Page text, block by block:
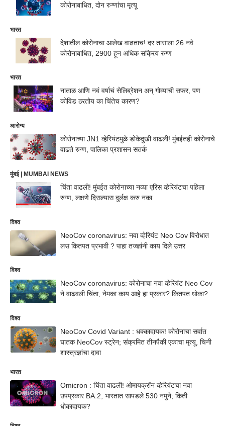
कोरोनाबाधित, दोन रुग्णांचा मृत्यू
भारत
देशातील कोरोनाचा आलेख वाढताच! दर तासाला 26 नवे
कोरोनाबाधित, 2900 हून अधिक सक्रिय रुग्ण
भारत
नाताळ आणि नवं वर्षाचं सेलिब्रेशन अन् गोव्याची सफर, पण
कोविड ठरतोय का चिंतेच कारण?
आरोग्य
कोरोनाच्या JN1 व्हेरियंटमुळे डोकेदुखी वाढली! मुंबईतही कोरोनाचे
वाढते रुग्ण, पालिका प्रशासन सतर्क
मुंबई | MUMBAI NEWS
चिंता वाढली! मुंबईत कोरोनाच्या नव्या एरिस व्हेरियंटचा पहिला
रुग्ण, लक्षणे दिसल्यास दुर्लक्ष करु नका
विश्व
NeoCov coronavirus: नवा व्हेरियंट Neo Cov विरोधात
लस कितपत प्रभावी ? पाहा तज्ज्ञांनी काय दिले उत्तर
विश्व
NeoCov coronavirus: कोरोनाचा नवा व्हेरियंट Neo Cov
ने वाढवली चिंता, नेमका काय आहे हा प्रकार? कितपत धोका?
विश्व
NeoCov Covid Variant : धक्कादायक! कोरोनाचा सर्वात
घातक NeoCov स्ट्रेन; संक्रमित तीनपैकी एकाचा मृत्यू, चिनी
शास्त्रज्ञांचा दावा
भारत
Omicron : चिंता वाढली! ओमायक्रॉन व्हेरियंटचा नवा
उपप्रकार BA.2, भारतात सापडले 530 नमुने; किती
धोकादायक?